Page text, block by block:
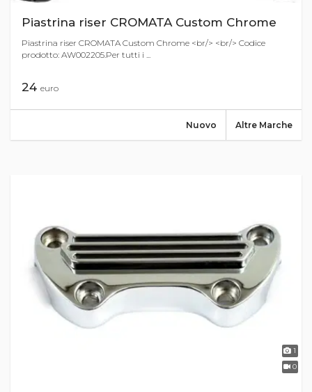
Piastrina riser CROMATA Custom Chrome
Piastrina riser CROMATA Custom Chrome <br/> <br/> Codice
prodotto: AW002205.Per tutti i ...
24 euro
Altre Marche
Nuovo
1
0